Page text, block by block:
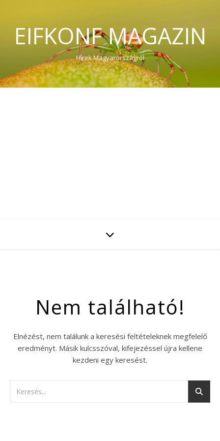
EIFKONF MAGAZIN
Hírek Magyarországról
Nem található!
Elnézést, nem találunk a keresési feltételeknek megfelelő
eredményt. Másik kulcsszóval, kifejezéssel újra kellene
kezdeni egy keresést.